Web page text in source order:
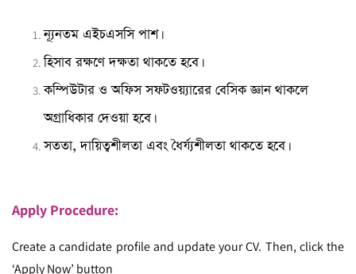
ন্যূনতম এইচএসসি পাশ।
হিসাব রক্ষণে দক্ষতা থাকতে হবে।
কম্পিউটার ও অফিস সফটওয়্যারের বেসিক জ্ঞান থাকলে
অগ্রাধিকার দেওয়া হবে।
সততা, দায়িত্বশীলতা এবং ধৈর্য্যশীলতা থাকতে হবে।
Apply Procedure:
Create a candidate profile and update your CV. Then, click the
‘Apply Now’ button